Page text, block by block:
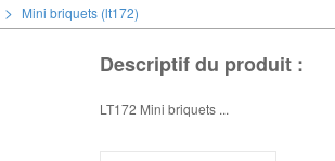
> Mini briquets (lt172)
Descriptif du produit :
LT172 Mini briquets ...